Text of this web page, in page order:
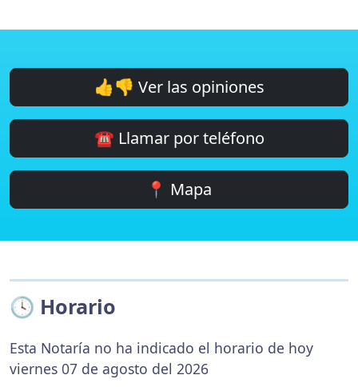
👍👎 Ver las opiniones
☎️ Llamar por teléfono
📍 Mapa
🕓 Horario
Esta Notaría no ha indicado el horario de hoy
viernes 07 de agosto del 2026